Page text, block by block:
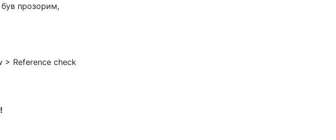
прозорим,
> Reference check